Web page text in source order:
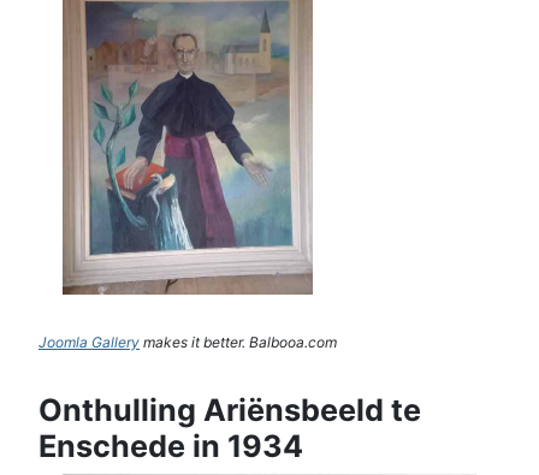
Joomla Gallery makes it better. Balbooa.com
Onthulling Ariënsbeeld te
Enschede in 1934